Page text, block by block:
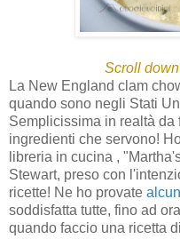
Scroll
La New England clam
quando sono negli Stati
Semplicissima in realtà da
ingredienti che servono!
libreria in cucina ,
Stewart, preso con
ricette! Ne ho provate
soddisfatta tutte, fino ad
quando faccio una ricetta